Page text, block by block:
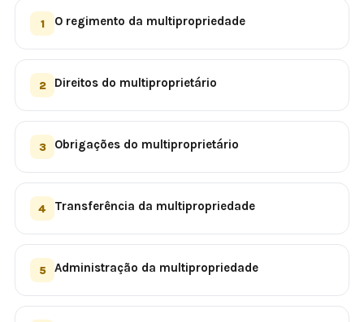
1 O regimento da multipropriedade
2 Direitos do multiproprietário
3 Obrigações do multiproprietário
4 Transferência da multipropriedade
5 Administração da multipropriedade